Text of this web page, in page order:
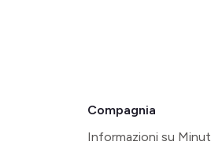
Compagnia
Informazioni su Minut